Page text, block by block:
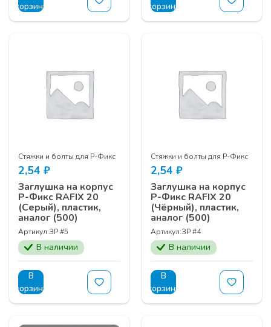
корзину
корзину
Стяжки и болты для Р-Фикс
2,54 ₽
Заглушка на корпус
Р-Фикс RAFIX 20
(Серый), пластик,
аналог (500)
Артикул:ЗР #5
В наличии
В
корзину
Стяжки и болты для Р-Фикс
2,54 ₽
Заглушка на корпус
Р-Фикс RAFIX 20
(Чёрный), пластик,
аналог (500)
Артикул:ЗР #4
В наличии
В
корзину